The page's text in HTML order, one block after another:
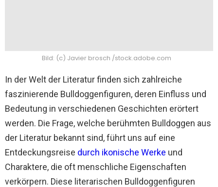
Bild: (c) Javier brosch /stock.adobe.com
In der Welt der Literatur finden sich zahlreiche
faszinierende Bulldoggenfiguren, deren Einfluss und
Bedeutung in verschiedenen Geschichten erörtert
werden. Die Frage, welche berühmten Bulldoggen aus
der Literatur bekannt sind, führt uns auf eine
Entdeckungsreise durch ikonische Werke und
Charaktere, die oft menschliche Eigenschaften
verkörpern. Diese literarischen Bulldoggenfiguren